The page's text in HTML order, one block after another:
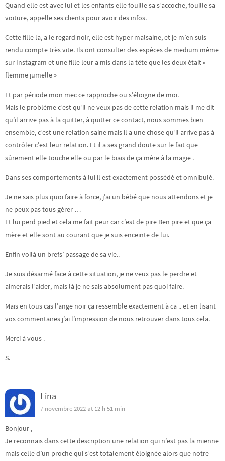
Quand elle est avec lui et les enfants elle fouille sa s’accoche, fouille sa
voiture, appelle ses clients pour avoir des infos.
Cette fille la, a le regard noir, elle est hyper malsaine, et je m’en suis
rendu compte très vite. Ils ont consulter des espèces de medium même
sur Instagram et une fille leur a mis dans la tête que les deux était «
flemme jumelle »
Et par période mon mec ce rapproche ou s’éloigne de moi.
Mais le problème c’est qu’il ne veux pas de cette relation mais il me dit
qu’il arrive pas à la quitter, à quitter ce contact, nous sommes bien
ensemble, c’est une relation saine mais il a une chose qu’il arrive pas à
contrôler c’est leur relation. Et il a ses grand doute sur le fait que
sûrement elle touche elle ou par le biais de ça mère à la magie .
Dans ses comportements à lui il est exactement possédé et omnibulé.
Je ne sais plus quoi faire à force, j’ai un bébé que nous attendons et je
ne peux pas tous gérer …
Et lui perd pied et cela me fait peur car c’est de pire Ben pire et que ça
mère et elle sont au courant que je suis enceinte de lui.
Enfin voilà un brefs’ passage de sa vie..
Je suis désarmé face à cette situation, je ne veux pas le perdre et
aimerais l’aider, mais là je ne sais absolument pas quoi faire.
Mais en tous cas l’ange noir ça ressemble exactement à ca .. et en lisant
vos commentaires j’ai l’impression de nous retrouver dans tous cela.
Merci à vous .
S.
Lina
7 novembre 2022 at 12 h 51 min
Bonjour ,
Je reconnais dans cette description une relation qui n’est pas la mienne
mais celle d’un proche qui s’est totalement éloignée alors que notre